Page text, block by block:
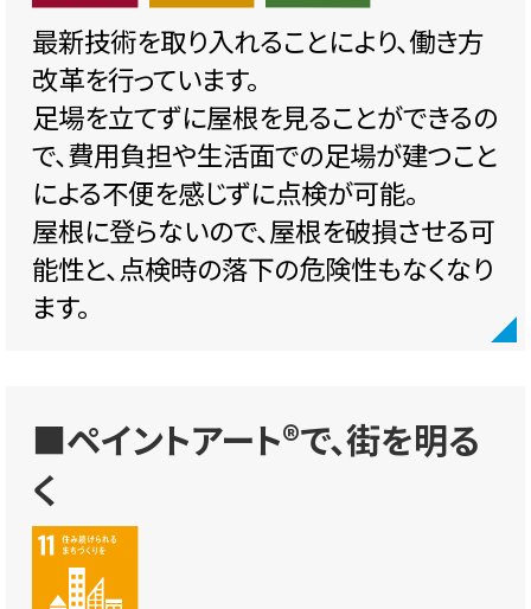
最新技術を取り入れることにより、働き方
改革を行っています。
足場を立てずに屋根を見ることができるの
で、費用負担や生活面での足場が建つこと
による不便を感じずに点検が可能。
屋根に登らないので、屋根を破損させる可
能性と、点検時の落下の危険性もなくなり
ます。
■ペイントアート®で、街を明る
く